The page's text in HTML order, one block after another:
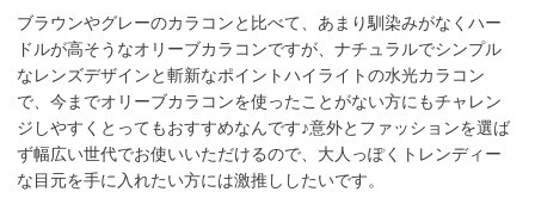
ブラウンやグレーのカラコンと比べて、あまり馴染みがなくハー
ドルが高そうなオリーブカラコンですが、ナチュラルでシンプル
なレンズデザインと斬新なポイントハイライトの水光カラコン
で、今までオリーブカラコンを使ったことがない方にもチャレン
ジしやすくとってもおすすめなんです♪意外とファッションを選ば
ず幅広い世代でお使いいただけるので、大人っぽくトレンディー
な目元を手に入れたい方には激推ししたいです。